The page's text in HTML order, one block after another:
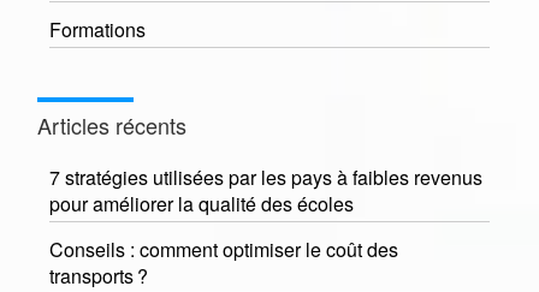
Formations
Articles récents
7 stratégies utilisées par les pays à faibles revenus
pour améliorer la qualité des écoles
Conseils : comment optimiser le coût des
transports ?